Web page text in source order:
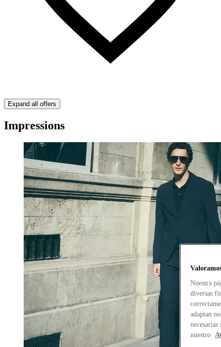
Expand all offers
Impressions
Nuestra
diversas
adaptan
nuestro